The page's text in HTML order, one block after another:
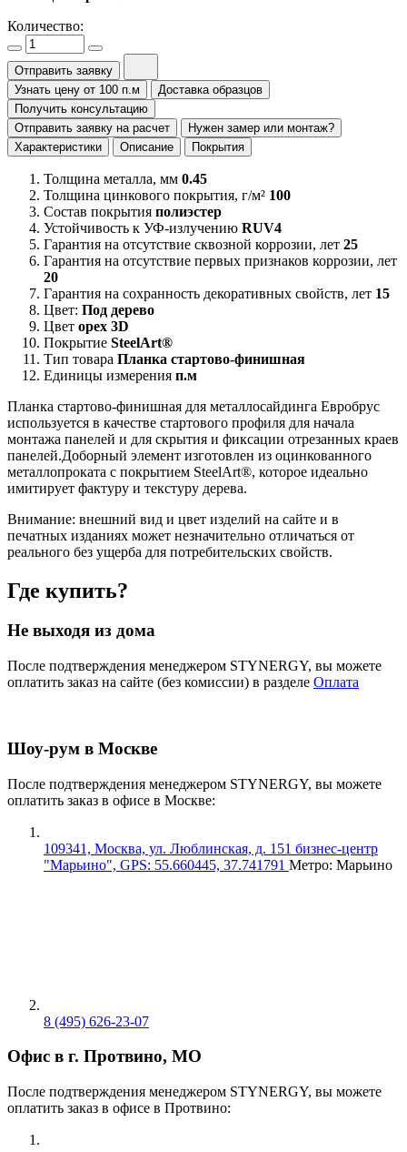
Количество:
Отправить заявку
Узнать цену от 100 п.м
Доставка образцов
Получить консультацию
Отправить заявку на расчет
Нужен замер или монтаж?
Характеристики
Описание Покрытия
Толщина металла, мм 0.45
Толщина цинкового покрытия, г/м² 100
Состав покрытия полиэстер
Устойчивость к УФ-излучению RUV4
Гарантия на отсутствие сквозной коррозии, лет 25
Гарантия на отсутствие первых признаков коррозии, лет
20
Гарантия на сохранность декоративных свойств, лет 15
Цвет: Под дерево
Цвет орех 3D
Покрытие SteelArt®
Тип товара Планка стартово-финишная
Единицы измерения п.м
Планка стартово-финишная для металлосайдинга Евробрус
используется в качестве стартового профиля для начала
монтажа панелей и для скрытия и фиксации отрезанных краев
панелей.Доборный элемент изготовлен из оцинкованного
металлопроката с покрытием SteelArt®, которое идеально
имитирует фактуру и текстуру дерева.
Внимание: внешний вид и цвет изделий на сайте и в
печатных изданиях может незначительно отличаться от
реального без ущерба для потребительских свойств.
Где купить?
Не выходя из дома
После подтверждения менеджером STYNERGY, вы можете
оплатить заказ на сайте (без комиссии) в разделе Оплата
Шоу-рум в Москве
После подтверждения менеджером STYNERGY, вы можете
оплатить заказ в офисе в Москве:
109341, Москва, ул. Люблинская, д. 151 бизнес-центр
"Марьино", GPS: 55.660445, 37.741791 Метро: Марьино
8 (495) 626-23-07
Офис в г. Протвино, МО
После подтверждения менеджером STYNERGY, вы можете
оплатить заказ в офисе в Протвино: